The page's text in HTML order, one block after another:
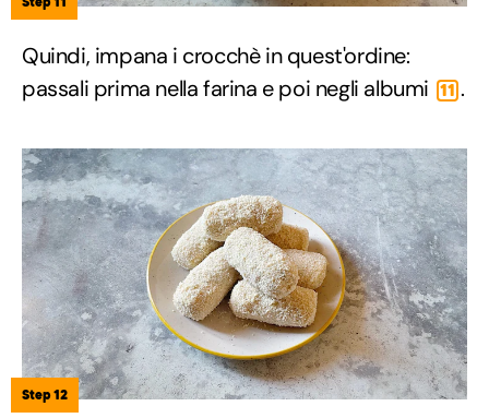
Quindi, impana i crocchè in quest'ordine:
passali prima nella farina e poi negli albumi
11 .
Step 12